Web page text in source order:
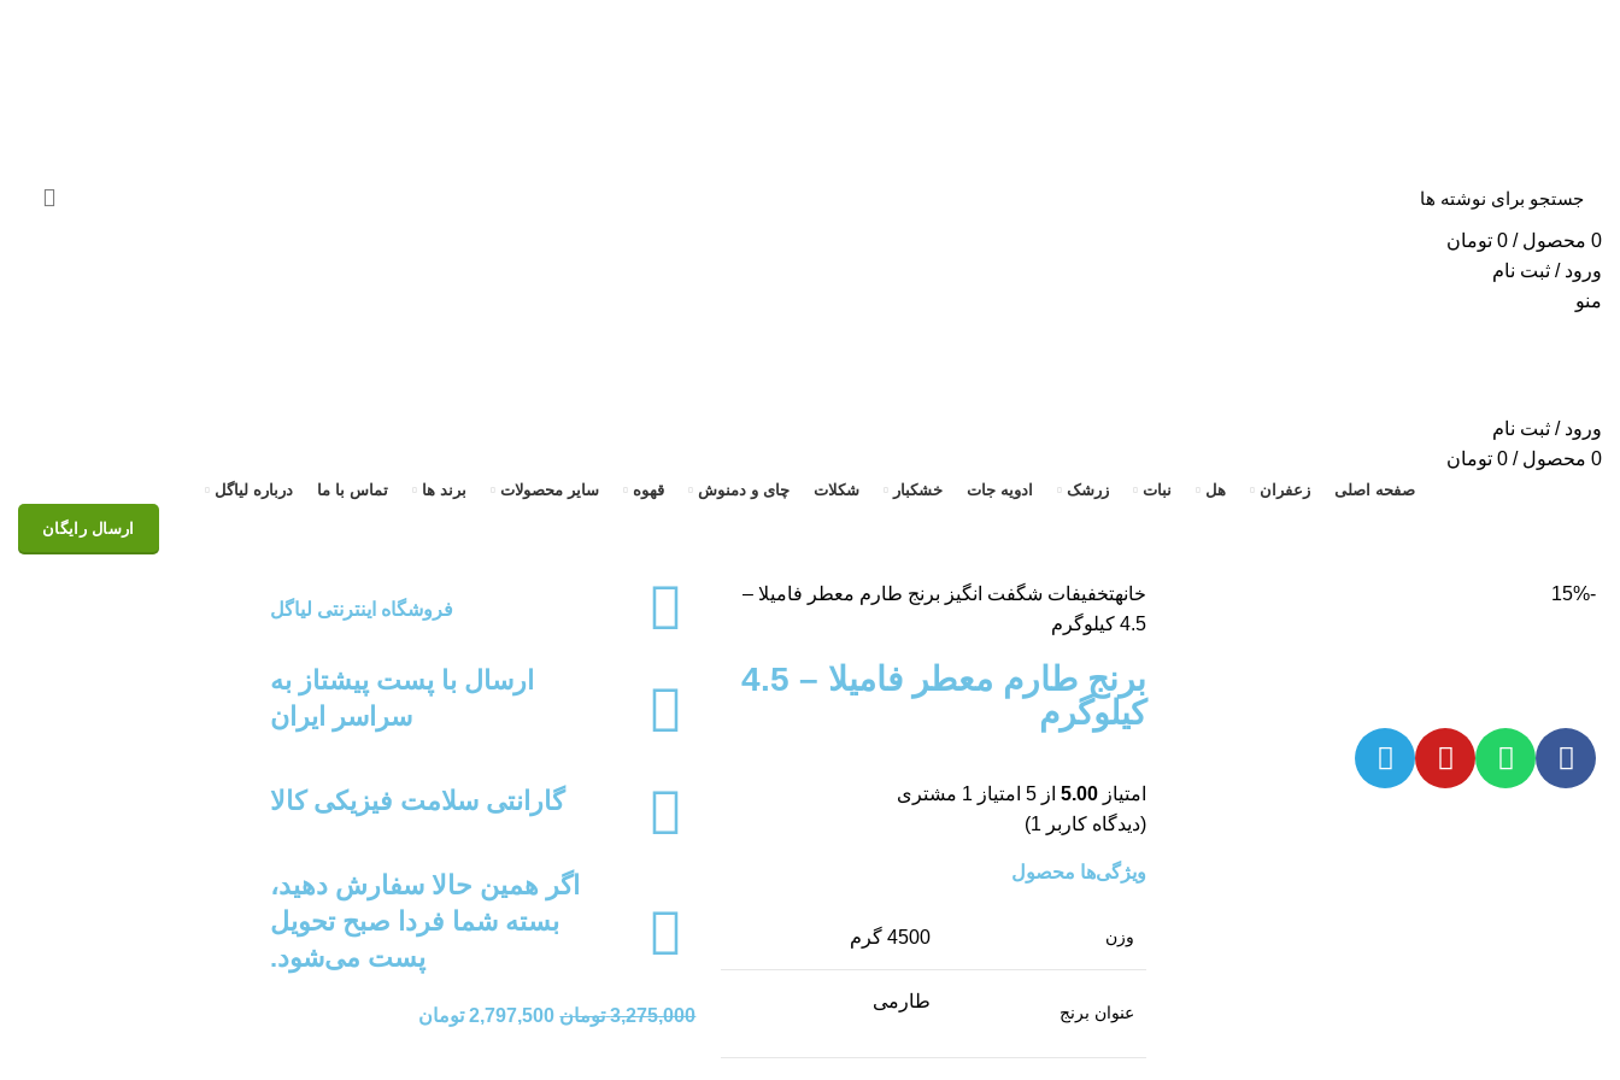
0 محصول /
0 تومان
ورود / ثبت نام
منو
ورود / ثبت نام
0 محصول /
0 تومان
صفحه اصلی زعفران هل نبات زرشک ادویه جات خشکبار شکلات چای و دمنوش قهوه سایر محصولات برند ها تماس با ما درباره لیاگل
ارسال رایگان
-15% خانهتخفیفات شگفت انگیز برنج طارم معطر فامیلا –
4.5 کیلوگرم
برنج طارم معطر فامیلا – 4.5
کیلوگرم
امتیاز5.00 از 5 امتیاز 1 مشتری
(دیدگاه کاربر1
)
ویژگی‌ها محصول
وزن 4500 گرم
عنوان برنج
طارمی
فروشگاه اینترنتی لیاگل
ارسال با پست پیشتاز به
سراسر ایران
گارانتی سلامت فیزیکی کالا
اگر همین حالا سفارش دهید،
بسته شما فردا صبح تحویل
پست می‌شود.
3,275,000 تومان 2,797,500 تومان